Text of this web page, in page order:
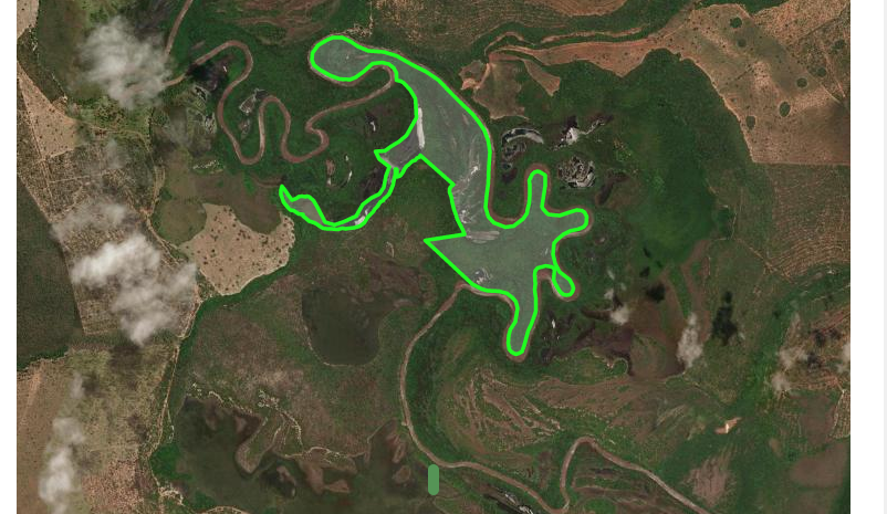
Terras
indígenas
(FUNAI)
UC Federal
UC Estaduais
UC
Municipais
Hidrografia
1:1.000.000
(ANA)
Biomas
(IBGE)
Vegetação
(IBGE)
Rodovias
(IBGE)
Relevo
(IBGE)